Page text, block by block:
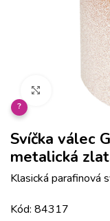
Klikněte
?
Svíčka válec
metalická
Klasická parafinová
Kód: 84317